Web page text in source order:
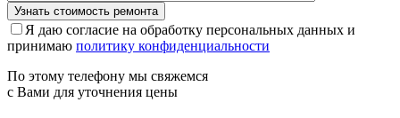
Я даю согласие на обработку персональных данных и
принимаю политику конфиденциальности
По этому телефону мы свяжемся
с Вами для уточнения цены